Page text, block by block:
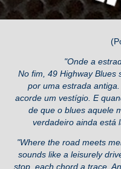
"Onde a
No fim, 49 Highway Blues
por uma estrada
acorde um vestígio. E
de que o blues aquele
verdadeiro ainda está
"Where the road meets
sounds like a leisurely
stop, each chord a trace.